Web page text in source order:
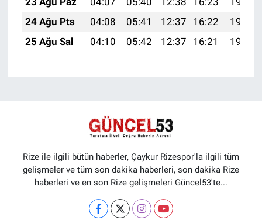
24 Ağu Pts
04:08 05:41 12:37 16:22
19:23
25 Ağu Sal
04:10 05:42 12:37 16:21 19:22
Rize ile ilgili bütün haberler, Çaykur Rizespor'la ilgili tüm
gelişmeler ve tüm son dakika haberleri, son dakika Rize
haberleri ve en son Rize gelişmeleri Güncel53'te...